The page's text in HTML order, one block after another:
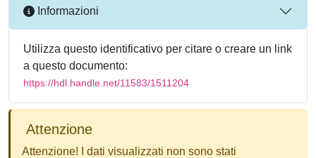
Informazioni
Utilizza questo identificativo per citare o creare un link
a questo documento:
https://hdl.handle.net/11583/1511204
Attenzione
Attenzione! I dati visualizzati non sono stati